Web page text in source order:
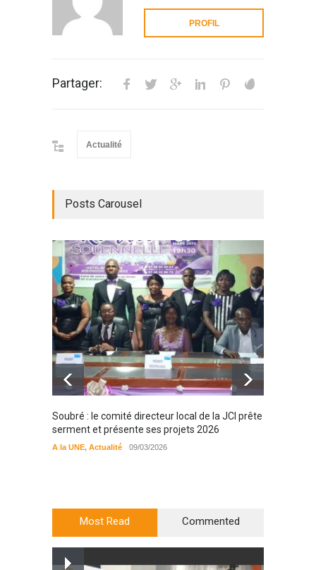
PROFIL
Partager:
Actualité
Posts Carousel
Soubré : le comité directeur local de la JCI prête
serment et présente ses projets 2026
A la UNE, Actualité 09/03/2026
Most Read Commented